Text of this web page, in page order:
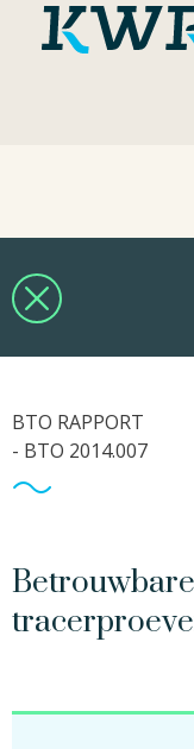
BTO RAPPORT
- BTO 2014.007